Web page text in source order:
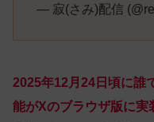
— 寂(さみ)配信
2025年12月24日頃に誰
能がXのブラウザ版に実